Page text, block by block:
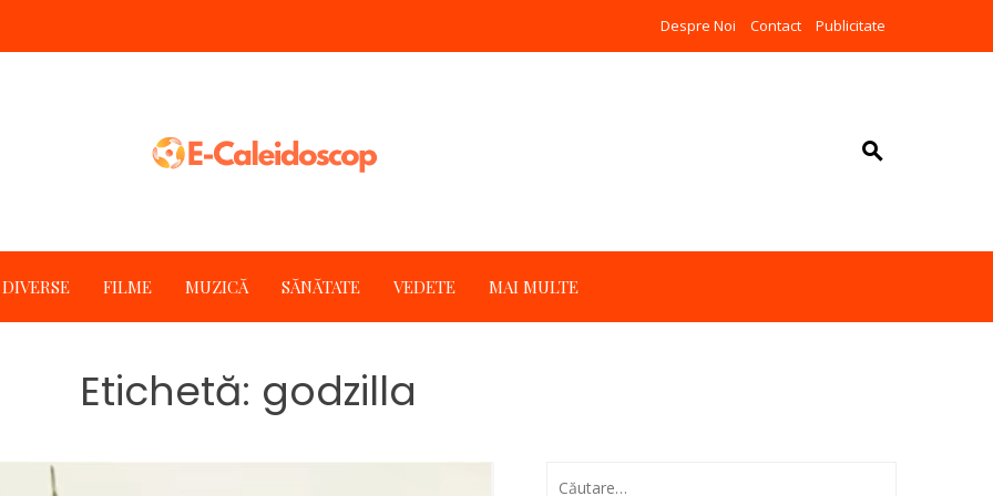
Despre Noi Contact Publicitate
DIVERSE FILME MUZICĂ SĂNĂTATE VEDETE MAI MULTE
Etichetă: godzilla